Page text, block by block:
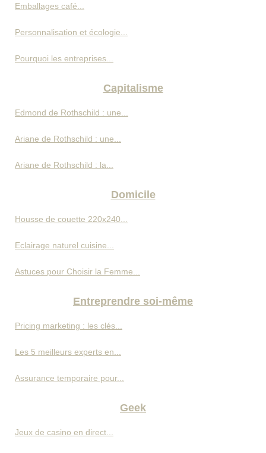
Emballages café...
Personnalisation et écologie...
Pourquoi les entreprises...
Capitalisme
Edmond de Rothschild : une...
Ariane de Rothschild : une...
Ariane de Rothschild : la...
Domicile
Housse de couette 220x240...
Eclairage naturel cuisine...
Astuces pour Choisir la Femme...
Entreprendre soi-même
Pricing marketing : les clés...
Les 5 meilleurs experts en...
Assurance temporaire pour...
Geek
Jeux de casino en direct...